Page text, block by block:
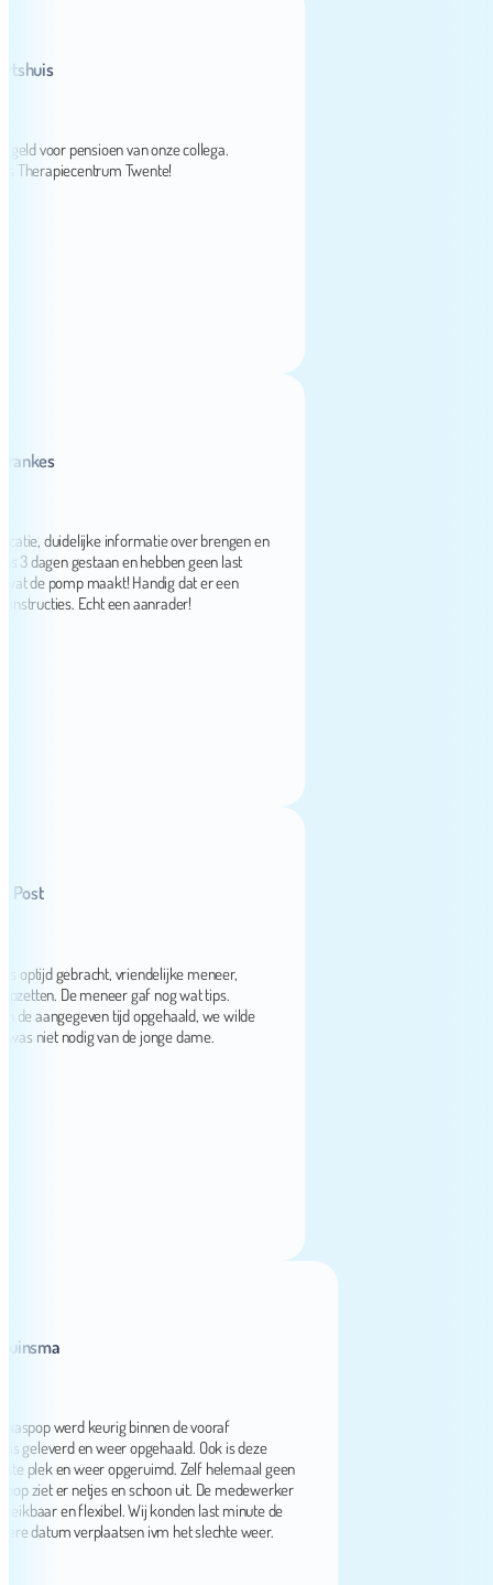
pensioen van onze collega.
Twente!
duidelijke informatie over brengen en
gestaan en hebben geen last
pomp maakt! Handig dat er een
Echt een aanrader!
gebracht, vriendelijke meneer,
De meneer gaf nog wat tips.
tijd opgehaald, we wilde
nodig van de jonge dame.
werd keurig binnen de vooraf
en weer opgehaald. Ook is deze
en weer opgeruimd. Zelf helemaal geen
er netjes en schoon uit. De medewerker
en flexibel. Wij konden last minute de
verplaatsen ivm het slechte weer.